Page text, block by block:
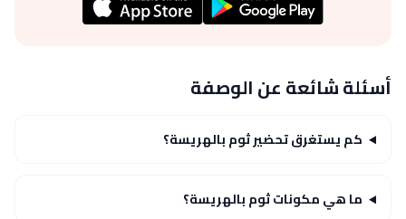
أسئلة شائعة عن الوصفة
كم يستغرق تحضير ثوم بالهريسة؟
ما هي مكونات ثوم بالهريسة؟